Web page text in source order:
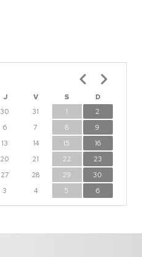
J V S
D
30 31 1
2
6 7 8
9
13 14 15
16
20 21 22
23
27 28 29
30
3 4 5 6
Paginación